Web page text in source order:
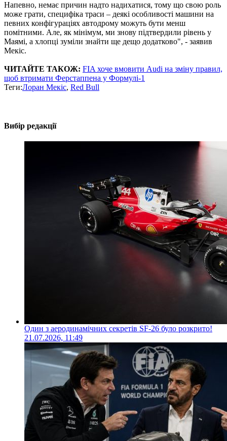
Напевно, немає причин надто надихатися, тому що свою роль
може грати, специфіка траси – деякі особливості машини на
певних конфігураціях автодрому можуть бути менш
помітними. Але, як мінімум, ми знову підтвердили рівень у
Маямі, а хлопці зуміли знайти ще дещо додатково", - заявив
Мекіс.
ЧИТАЙТЕ ТАКОЖ: FIA хоче вмовити Audi на зміну правил,
щоб втримати Ферстаппена у Формулі-1
Теги:Лоран Мекіс, Red Bull
Вибір редакції
Один з аеродинамічних секретів SF-26 було розкрито!
21.07.2026, 11:49